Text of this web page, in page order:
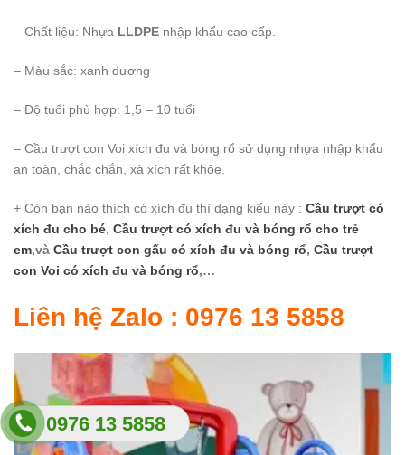
0976 13 5858
– Chất liệu: Nhựa LLDPE nhập khẩu cao cấp.
– Màu sắc: xanh dương
– Độ tuổi phù hợp: 1,5 – 10 tuổi
– Cầu trượt con Voi xích đu và bóng rổ sử dụng nhựa nhập khẩu
an toàn, chắc chắn, xà xích rất khỏe.
+ Còn bạn nào thích có xích đu thì dạng kiểu này : Cầu trượt có
xích đu cho bé, Cầu trượt có xích đu và bóng rổ cho trẻ
em,và Cầu trượt con gấu có xích đu và bóng rổ, Cầu trượt
con Voi có xích đu và bóng rổ,…
Liên hệ Zalo : 0976 13 5858